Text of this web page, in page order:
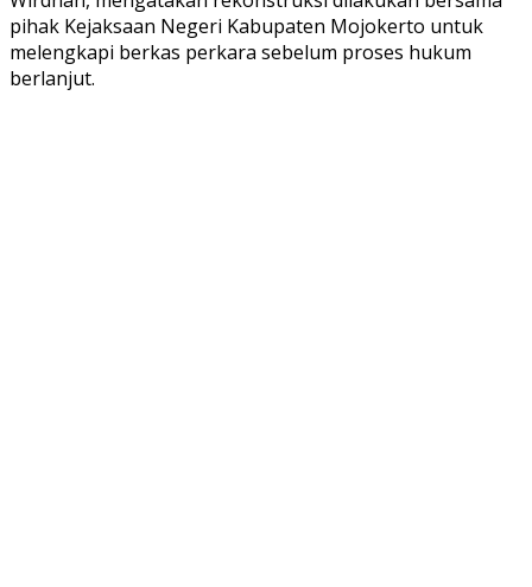
pihak Kejaksaan Negeri Kabupaten Mojokerto untuk
melengkapi berkas perkara sebelum proses hukum
berlanjut.